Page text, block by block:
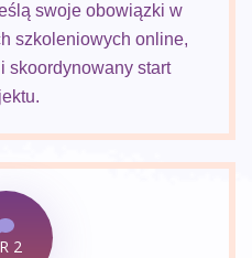
swoje obowiązki w
szkoleniowych online,
skoordynowany start
2